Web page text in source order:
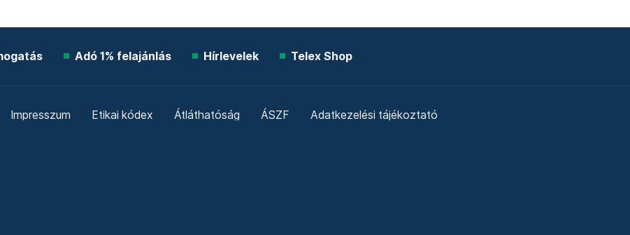
Adó 1% felajánlás Hírlevelek Telex Shop
Impresszum Etikai kódex Átláthatóság ÁSZF Adatkezelési tájékoztató